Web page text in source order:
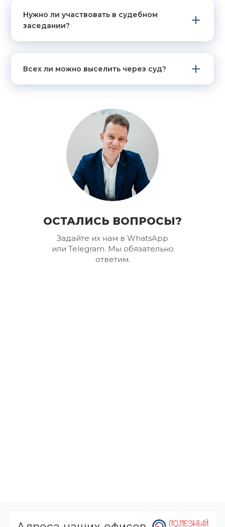
Нужно ли участвовать в судебном
заседании?
Всех ли можно выселить через суд?
ОСТАЛИСЬ ВОПРОСЫ?
Задайте их нам в WhatsApp
или Telegram. Мы обязательно
ответим.